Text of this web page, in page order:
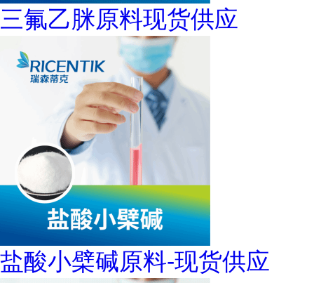
三氟乙脒原料现货供应
盐酸小檗碱原料-现货供应